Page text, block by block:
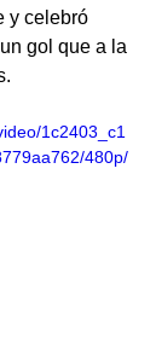
y celebró
gol que a la
1c2403_c1
480p/